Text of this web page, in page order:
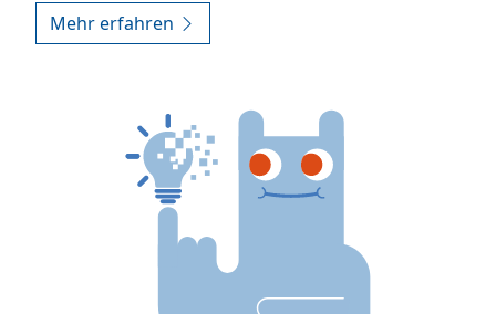
Mehr erfahren